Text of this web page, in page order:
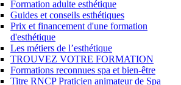
Formation adulte esthétique
Guides et conseils esthétiques
Prix et financement d'une formation
d'esthétique
Les métiers de l’esthétique
TROUVEZ VOTRE FORMATION
Formations reconnues spa et bien-être
Titre RNCP Praticien animateur de Spa